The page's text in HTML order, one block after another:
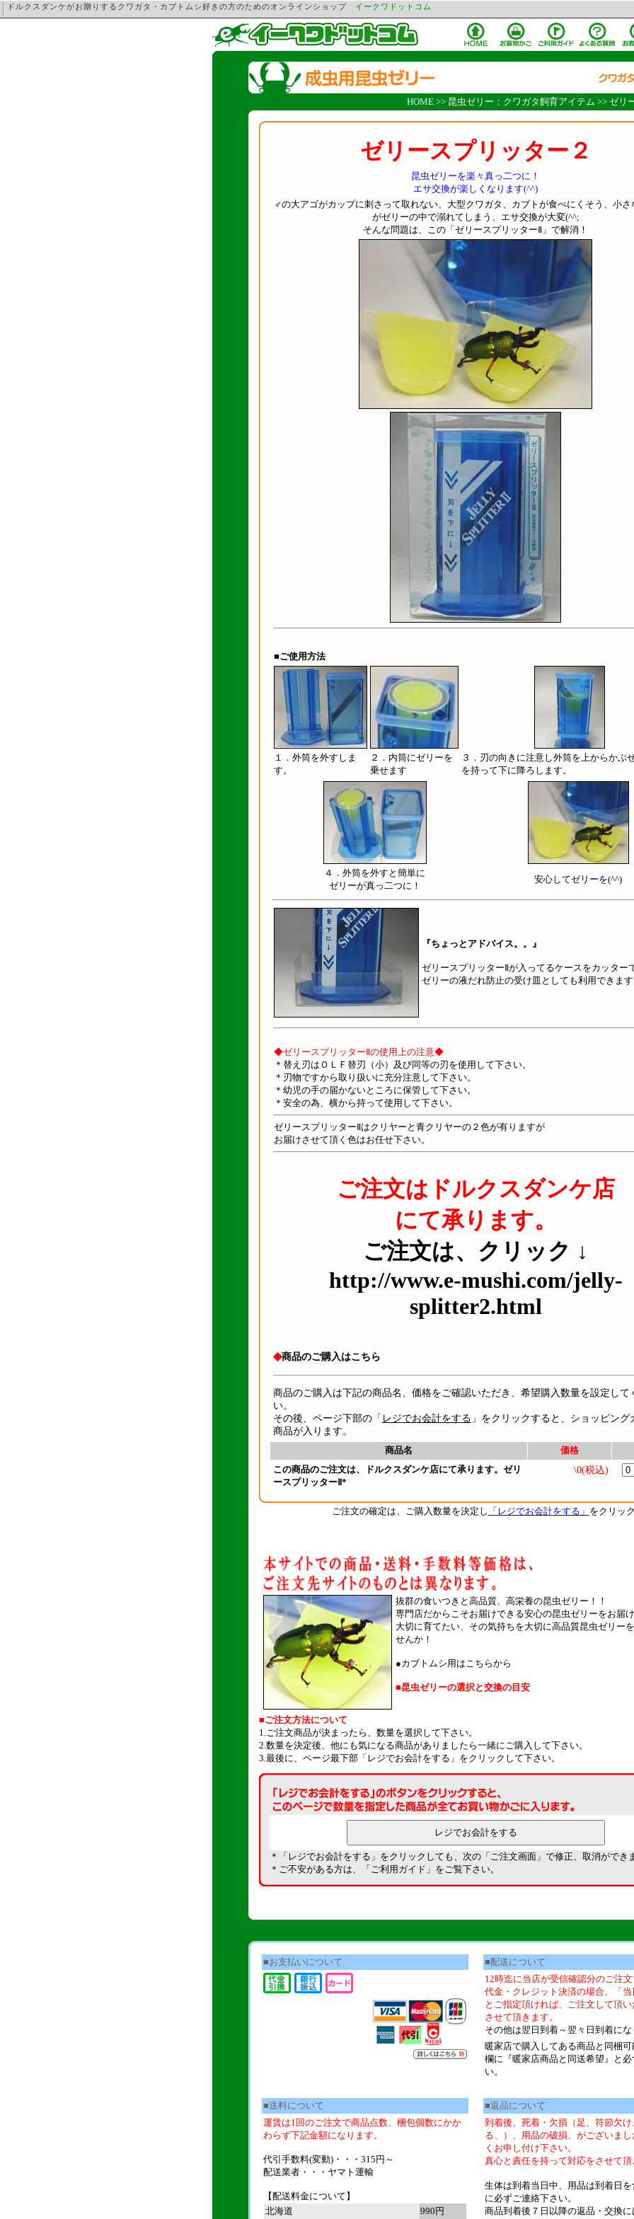
ドルクスダンケがお贈りするクワガタ・カブトムシ好きの方のためのオンラインショップ イークワドットコム
HOME>> 昆虫ゼリー：クワガタ飼育アイテム >> ゼリ
ゼリースプリッター２
昆虫ゼリーを楽々真っ二つに！
エサ交換が楽しくなります(^^)
♂の大アゴがカップに刺さって取れない、大型クワガタ、カブトが食べにくそう、小さ
がゼリーの中で溺れてしまう、エサ交換が大変(^^;
そんな問題は、この「ゼリースプリッターⅡ」で解消！
■ご使用方法
１．外筒を外すしま
す。
２．内筒にゼリーを
乗せます
３．刃の向きに注意し外筒を上からかぶ
を持って下に降ろします。
４．外筒を外すと簡単に
ゼリーが真っ二つに！
安心してゼリーを(^^)
『ちょっとアドバイス。。』
ゼリースプリッターⅡが入ってるケースをカッター
ゼリーの液だれ防止の受け皿としても利用できます
◆ゼリースプリッターⅡの使用上の注意◆
＊替え刃はＯＬＦ替刃（小）及び同等の刃を使用して下さい。
＊刃物ですから取り扱いに充分注意して下さい。
＊幼児の手の届かないところに保管して下さい。
＊安全の為、横から持って使用して下さい。
ゼリースプリッターⅡはクリヤーと青クリヤーの２色が有りますが
お届けさせて頂く色はお任せ下さい。
ご注文はドルクスダンケ店
にて承ります。
ご注文は、クリック ↓
http://www.e-mushi.com/jelly-
splitter2.html
◆商品のご購入はこちら
商品のご購入は下記の商品名、価格をご確認いただき、希望購入数量を設定して
い。
その後、ページ下部の「 レジでお会計をする 」をクリックすると、ショッピング
商品が入ります。
商品名 価格
この商品のご注文は、ドルクスダンケ店にて承ります。ゼリ
ースプリッターⅡ*
\0(税込)
ご注文の確定は、ご購入数量を決定し 「レジでお会計をする」 をクリッ
抜群の食いつきと高品質、高栄養の昆虫ゼリー！！
専門店だからこそお届けできる安心の昆虫ゼリーをお届
大切に育てたい、その気持ちを大切に高品質昆虫ゼリー
せんか！
●カブトムシ用はこちらから
■昆虫ゼリーの選択と交換の目安
■ご注文方法について
1.ご注文商品が決まったら、数量を選択して下さい。
2.数量を決定後、他にも気になる商品がありましたら一緒にご購入して下さい。
3.最後に、ページ最下部「レジでお会計をする」をクリックして下さい。
＊「レジでお会計をする」をクリックしても、次の「ご注文画面」で修正、取消ができ
＊ご不安がある方は、「 ご利用ガイド 」をご覧下さい。
■お支払いについて
■配送について
12時迄に当店が受信確認分のご注
代金・クレジット決済の場合、「当
とご指定頂ければ、ご注文して頂
させて頂きます。
その他は翌日到着～翌々日到着にな
暖家店で購入してある商品と同梱
欄に『暖家店商品と同送希望』と必
い。
■送料について
運賃は1回のご注文で商品点数、梱包個数にかか
わらず下記金額になります。
代引手数料(変動)・・・315円～
配送業者・・・ヤマト運輸
【配送料金について】
北海道
990円
■返品について
到着後、死着・欠損（足、符節欠
る、）、用品の破損、がございま
くお申し付け下さい。
真心と責任を持って対応をさせて頂
生体は到着当日中、用品は到着日
に必ずご連絡下さい。
商品到着後７日以降の返品・交換